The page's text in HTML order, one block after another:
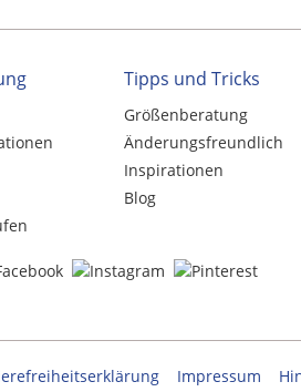
Tipps und Tricks
Größenberatung
Änderungsfreundlich
Inspirationen
Blog
Impressum